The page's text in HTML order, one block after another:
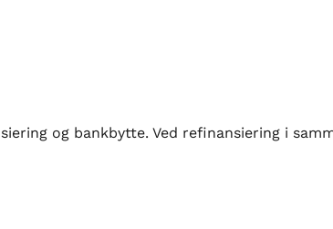
og bankbytte. Ved refinansiering i